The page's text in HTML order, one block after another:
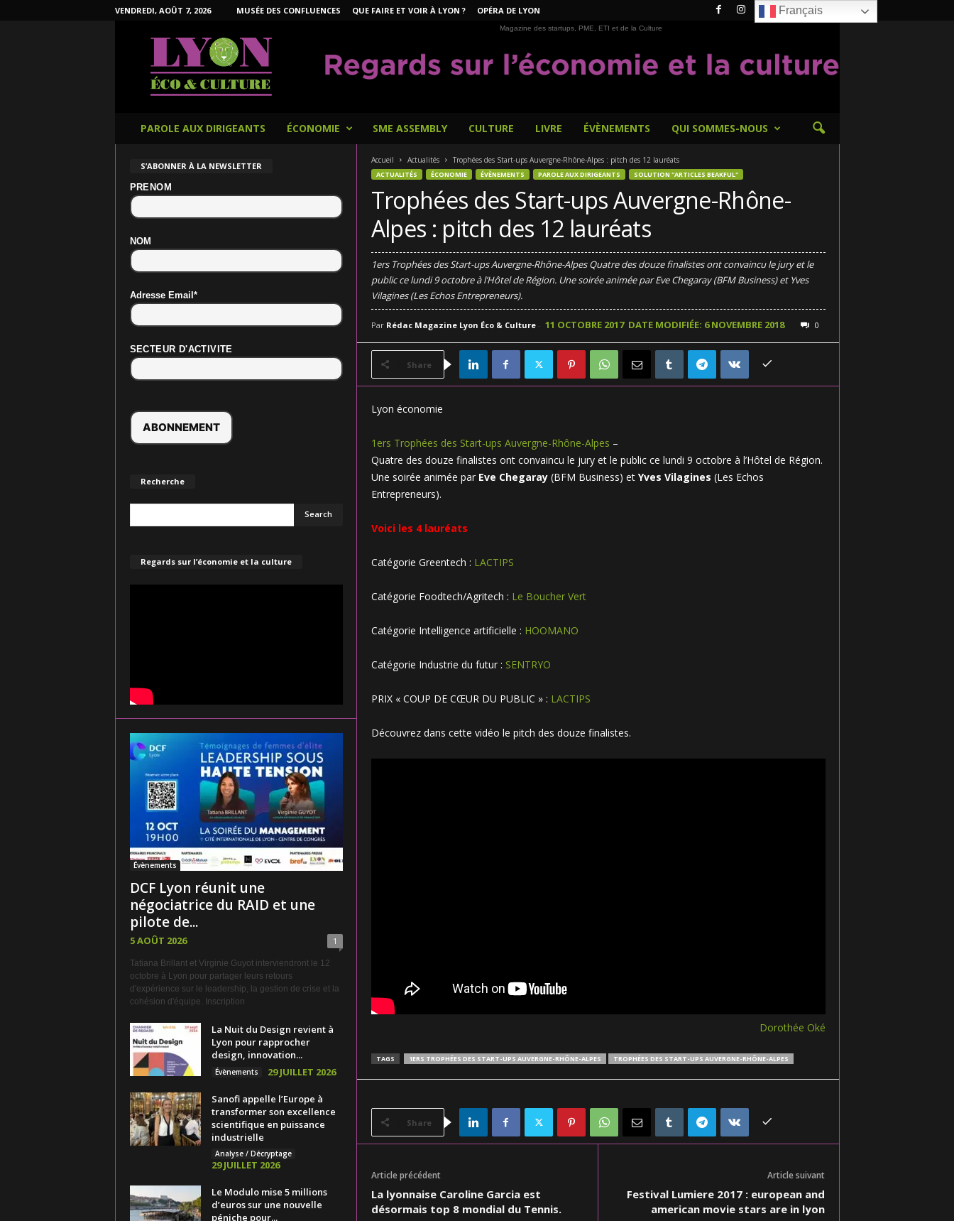
VENDREDI, AOÛT 7, 2026 MUSÉE DES CONFLUENCES QUE FAIRE ET VOIR À LYON ? OPÉRA DE LYON
Magazine des startups, PME, ETI et de la Culture
PAROLE AUX DIRIGEANTS ÉCONOMIE SME ASSEMBLY CULTURE LIVRE ÉVÈNEMENTS QUI SOMMES-NOUS
Accueil Actualités Trophées des Start-ups Auvergne-Rhône-Alpes : pitch des 12 lauréats
ACTUALITÉS ÉCONOMIE ÉVÈNEMENTS PAROLE AUX DIRIGEANTS SOLUTION "ARTICLES BEAKFUL"
Trophées des Start-ups Auvergne-Rhône-
Alpes : pitch des 12 lauréats
1ers Trophées des Start-ups Auvergne-Rhône-Alpes Quatre des douze finalistes ont convaincu le jury et le
public ce lundi 9 octobre à l’Hôtel de Région. Une soirée animée par Eve Chegaray (BFM Business) et Yves
Vilagines (Les Echos Entrepreneurs).
Par Rédac Magazine Lyon Éco & Culture- 11 OCTOBRE 2017 DATE MODIFIÉE: 6 NOVEMBRE 2018 0
Share
Lyon économie
1ers Trophées des Start-ups Auvergne-Rhône-Alpes –
Quatre des douze finalistes ont convaincu le jury et le public ce lundi 9 octobre à l’Hôtel de Région.
Une soirée animée parEve Chegaray(BFM Business) et Yves Vilagines (Les Echos
Entrepreneurs).
Voici les 4 lauréats
Catégorie Greentech : LACTIPS
Catégorie Foodtech/Agritech : Le Boucher Vert
Catégorie Intelligence artificielle : HOOMANO
Catégorie Industrie du futur : SENTRYO
PRIX « COUP DE CŒUR DU PUBLIC » : LACTIPS
Découvrez dans cette vidéo le pitch des douze finalistes.
Dorothée Oké
TAGS 1ERS TROPHÉES DES START-UPS AUVERGNE-RHÔNE-ALPES TROPHÉES DES START-UPS AUVERGNE-RHÔNE-ALPES
Share
Article précédent
La lyonnaise Caroline Garcia est
désormais top 8 mondial du Tennis.
Article suivant
Festival Lumiere 2017 : european and
american movie stars are in lyon
S’ABONNER À LA NEWSLETTER
PRENOM
NOM
Adresse Email*
SECTEUR D'ACTIVITE
Recherche
Regards sur l’économie et la culture
Évènements
DCF Lyon réunit une
négociatrice du RAID et une
pilote de...
5 AOÛT 2026 1
Tatiana Brillant et Virginie Guyot interviendront le 12
octobre à Lyon pour partager leurs retours
d'expérience sur le leadership, la gestion de crise et la
cohésion d'équipe. Inscription
La Nuit du Design revient à
Lyon pour rapprocher
design, innovation...
Évènements 29 JUILLET 2026
Sanofi appelle l’Europe à
transformer son excellence
scientifique en puissance
industrielle
Analyse / Décryptage
29 JUILLET 2026
Le Modulo mise 5 millions
d’euros sur une nouvelle
péniche pour...
Français